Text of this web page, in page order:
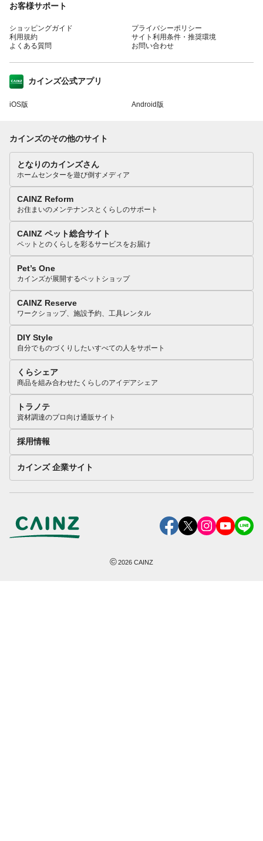
お客様サポート
ショッピングガイド
利用規約
よくある質問
プライバシーポリシー
サイト利用条件・推奨環境
お問い合わせ
カインズ公式アプリ
iOS版 Android版
カインズのその他のサイト
となりのカインズさん
ホームセンターを遊び倒すメディア
CAINZ Reform
お住まいのメンテナンスとくらしのサポート
CAINZ ペット総合サイト
ペットとのくらしを彩るサービスをお届け
Pet’s One
カインズが展開するペットショップ
CAINZ Reserve
ワークショップ、施設予約、工具レンタル
DIY Style
自分でものづくりしたいすべての人をサポート
くらシェア
商品を組み合わせたくらしのアイデアシェア
トラノテ
資材調達のプロ向け通販サイト
採用情報
カインズ 企業サイト
©2026 CAINZ